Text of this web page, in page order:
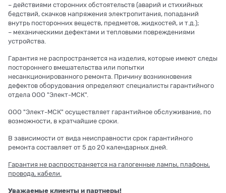
– действиями сторонних обстоятельств (аварий и стихийных
бедствий, скачков напряжения электропитания, попаданий
внутрь посторонних веществ, предметов, жидкостей, и т.д.);
– механическими дефектами и тепловыми повреждениями
устройства.
Гарантия не распространяется на изделия, которые имеют следы
постороннего вмешательства или попытки
несанкционированного ремонта. Причину возникновения
дефектов оборудования определяют специалисты гарантийного
отдела ООО "Элект-МСК".
ООО "Элект-МСК" осуществляет гарантийное обслуживание, по
возможности, в кратчайшие сроки.
В зависимости от вида неисправности срок гарантийного
ремонта составляет от 5 до 20 календарных дней.
Гарантия не распространяется на галогенные лампы, плафоны,
провода, кабели.
Уважаемые клиенты и партнеры!